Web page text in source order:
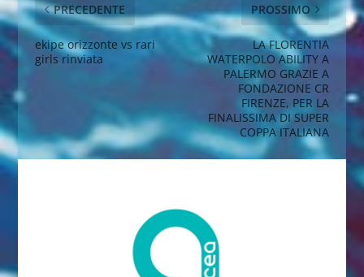
PRECEDENTE
ekipe orizzonte vs rari
girls rinviata
PROSSIMO
LA FLORENTIA
WATERPOLO ABILITY A
PALERMO GRAZIE A
FONDAZIONE CR
FIRENZE, PER LA
FINALISSIMA DI SUPER
COPPA ITALIANA